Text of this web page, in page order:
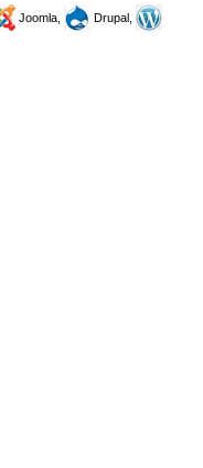
Joomla,
Drupal,